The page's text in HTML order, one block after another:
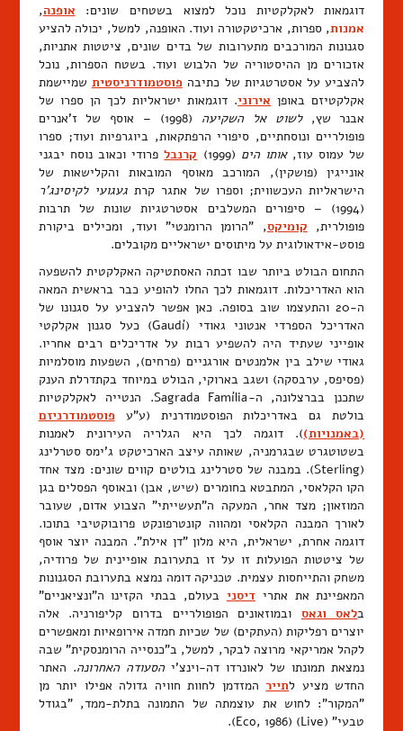
דוגמאות לאקלקטיות נוכל למצוא בשטחים שונים: אופנה,
אמנות, ספרות, ארכיטקטורה ועוד. האופנה, למשל, יכולה להציע
סגנונות המורכבים מתערובות של בדים שונים, ציטטות אתניות,
אזכורים מן ההיסטוריה של הלבוש ועוד. בשטח הספרות, נוכל
להצביע על אסטרטגיות של כתיבה פוסטמודרניסטית שמיישמת
אקלקטיזם באופן אירוני. דוגמאות ישראליות לכך הן ספרו של
אבנר שץ,לשוט אל השקיעה
(1998) – אוסף של ז'אנרים
פופולריים ונוסחתיים, סיפורי הרפתקאות, ביוגרפיות ועוד; ספרו
של עמוס עוז,אותו הים (1999) קרנבלפרודי וכאוב נוסח יבגני
אונייגין (פושקין), המורכב מאוסף המובאות והקלישאות של
הישראליות העכשווית; וספרו של אתגר קרתגעגועי לקיסינג'ר
(1994) – סיפורים המשלבים אסטרטגיות שונות של תרבות
פופולרית, קומיקס, "הרומן הרומנטי" ועוד, ומכילים ביקורת
פוסט-אידאולוגית על מיתוסים ישראליים מקובלים.
התחום הבולט ביותר שבו זכתה האסתטיקה האקלקטית להשפעה
הוא האדריכלות. דוגמאות לכך החלו להופיע כבר בראשית המאה
ה-20 והתעצמו שוב בסופה. כאן אפשר להצביע על סגנונו של
האדריכל הספרדי אנטוני גאודי (Gaudí) כעל סגנון אקלקטי
אופייני שעתיד היה להשפיע רבות על אדריכלים רבים אחריו.
גאודי שילב בין אלמנטים אורגניים (פרחים), השפעות מוסלמיות
(פסיפס, ערבסקה) ושגב בארוקי, הבולט במיוחד בקתדרלת הענק
שתכנן בברצלונה, ה-Sagrada Família. הנטייה לאקלקטיות
בולטת גם באדריכלות הפוסטמודרנית (ע"ע פוסטמודרניזם
(באמנויות)). דוגמה לכך היא הגלריה העירונית לאמנות
בשטוטגרט שבגרמניה, שאותה עיצב הארכיטקט ג'ימס סטרלינג
(Sterling). במבנה של סטרלינג בולטים קווים שונים: מצד אחד
הקו הקלאסי, המתבטא בחומרים (שיש, אבן) ובאוסף הפסלים בגן
המוזאון; מצד אחר, המעקה ה"תעשייתי" הצבוע אדום, שעובר
לאורך המבנה הקלאסי ומהווה קונטרפונקט פרובוקטיבי בתוכו.
דוגמה אחרת, ישראלית, היא מלון "דן אילת". המבנה יוצר אוסף
של ציטטות הפועלות זו על זו בתערובת אופיינית של פרודיה,
משחק והתייחסות עצמית. טכניקה דומה נמצא בתערובת הסגנונות
המאפיינת את אתרידיסני בעולם, בבתי הקזינו ה"ונציאניים"
בלאס וגאס ובמוזאונים הפופולריים בדרום קליפורניה. אלה
יוצרים רפליקות (העתקים) של שכיות חמדה אירופאיות ומאפשרים
לקהל אמריקאי מרוצה לבקר, למשל, ב"כנסייה הרומנסקית" שבה
נמצאת תמונתו של לאונרדו דה-וינצ'יהסעודה האחרונה. האתר
החדש מציע לתיירהמזדמן לחוות חוויה גדולה אפילו יותר מן
"המקור": לחוש את עוצמתה של התמונה בתלת-ממד, "בגודל
טבעי" (Live) (Eco, 1986).